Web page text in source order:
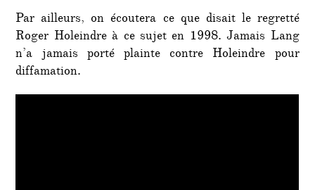
Par ailleurs, on écoutera ce que disait le regretté
Roger Holeindre à ce sujet en 1998. Jamais Lang
n’a jamais porté plainte contre Holeindre pour
diffamation.